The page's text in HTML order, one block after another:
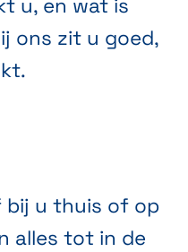
u, en wat is
ons zit u goed,
bij u thuis of op
alles tot in de